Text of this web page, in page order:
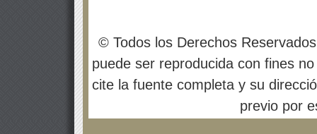
© Todos los Derechos
puede ser reproducida con fines
cite la fuente completa y su
previo por